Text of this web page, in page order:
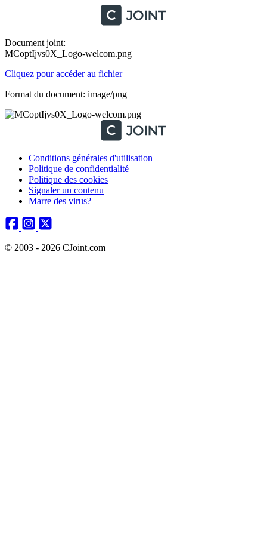
Document joint:
MCoptIjvs0X_Logo-welcom.png
Cliquez pour accéder au fichier
Format du document: image/png
Conditions générales d'utilisation
Politique de confidentialité
Politique des cookies
Signaler un contenu
Marre des virus?
© 2003 - 2026 CJoint.com